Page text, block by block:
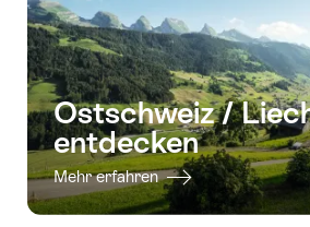
Ostschweiz /
entdecken
Mehr erfahren